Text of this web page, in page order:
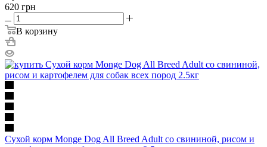
620 грн
В корзину
Сухой корм Monge Dog All Breed Adult со свининой, рисом и